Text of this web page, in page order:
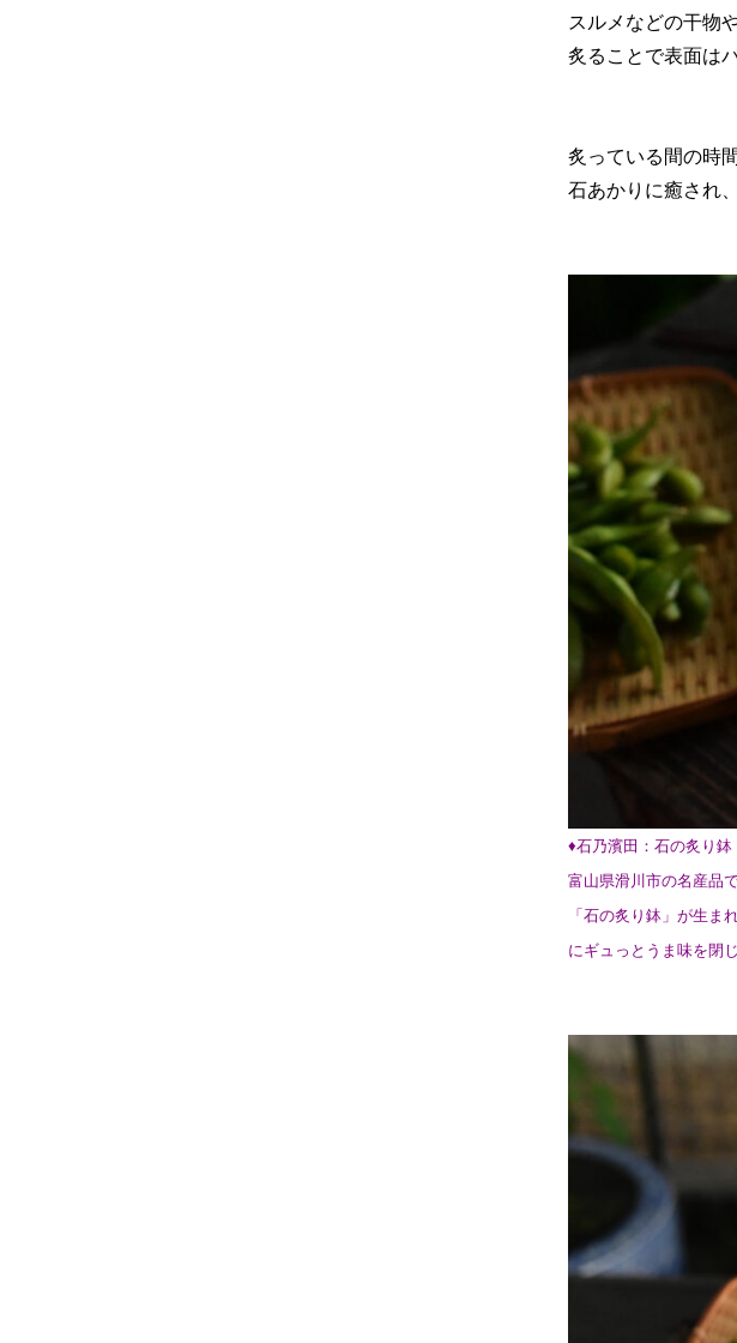
スルメなどの干物
炙ることで表面は
炙っている間の時
石あかりに癒され
♦︎石乃濱田：石の炙り鉢
富山県滑川市の名産品
「石の炙り鉢」が生ま
にギュっとうま味を閉